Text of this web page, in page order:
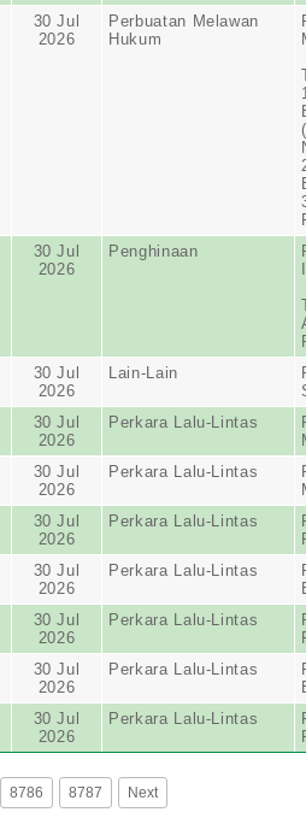
30 Jul
2026
Perbuatan Melawan
Hukum
30 Jul
2026
Penghinaan
30 Jul
2026
Lain-Lain
30 Jul
2026
Perkara Lalu-Lintas
30 Jul
2026
Perkara Lalu-Lintas
30 Jul
2026
Perkara Lalu-Lintas
30 Jul
2026
Perkara Lalu-Lintas
30 Jul
2026
Perkara Lalu-Lintas
30 Jul
2026
Perkara Lalu-Lintas
30 Jul
2026
Perkara Lalu-Lintas
8786 8787 Next